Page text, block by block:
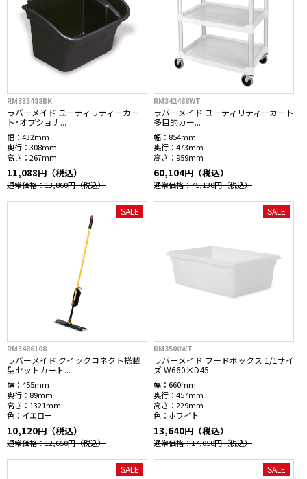
RM335488BK
ラバーメイド ユーティリティーカー
ト･オプショナ...
幅： 432mm
奥行： 308mm
高さ： 267mm
11,088円（税込）
通常価格：13,860円（税込）
RM342488WT
ラバーメイド ユーティリティーカート
多目的カー...
幅： 854mm
奥行： 473mm
高さ： 959mm
60,104円（税込）
通常価格：75,130円（税込）
SALE
RM3486108
ラバーメイド クイックコネクト搭載
型セットカート...
幅： 455mm
奥行： 89mm
高さ： 1321mm
色： イエロー
10,120円（税込）
通常価格：12,650円（税込）
SALE
RM3500WT
ラバーメイド フードボックス 1/1サイ
ズ W660×D45...
幅： 660mm
奥行： 457mm
高さ： 229mm
色： ホワイト
13,640円（税込）
通常価格：17,050円（税込）
SALE SALE